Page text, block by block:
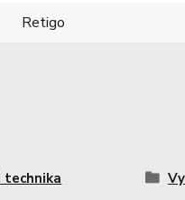
Retigo
technika